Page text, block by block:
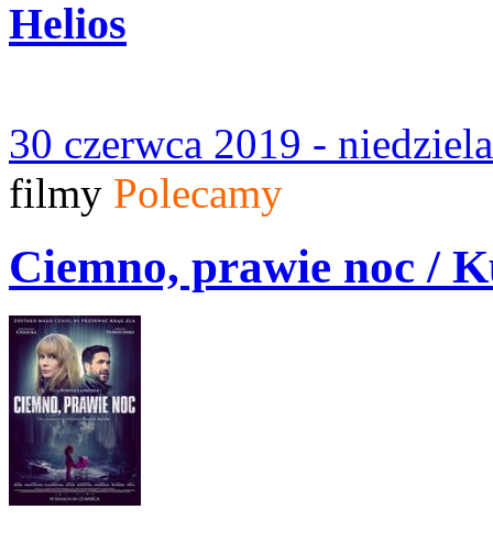
Helios
30 czerwca 2019 -
filmy Polecamy
Ciemno, prawie noc /